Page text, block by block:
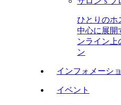
ひとりのホ
中心に展開
ンライン上
ン
インフォメーシ
イベント